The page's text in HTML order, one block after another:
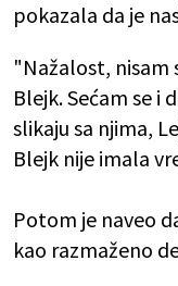
pokazala da je
"Nažalost, nisam
Blejk. Sećam se i
slikaju sa njima,
Blejk nije imala
Potom je naveo
kao razmaženo